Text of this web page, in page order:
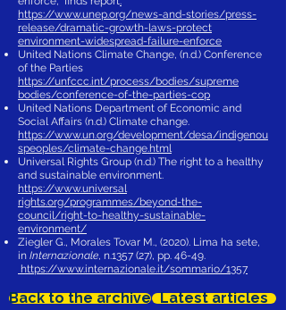
https://www.unep.org/news-and-stories/press-
release/dramatic-growth-laws-protect
environment-widespread-failure-enforce
United Nations Climate Change, (n.d.) Conference
of the Parties
https://unfccc.int/process/bodies/supreme
bodies/conference-of-the-parties-cop
United Nations Department of Economic and
Social Affairs (n.d.) Climate change.
https://www.un.org/development/desa/indigenou
speoples/climate-change.html
Universal Rights Group (n.d.) The right to a healthy
and sustainable environment.
https://www.universal
rights.org/programmes/beyond-the-
council/right-to-healthy-sustainable-
environment/
Ziegler G., Morales Tovar M., (2020). Lima ha sete,
in Internazionale, n.1357 (27), pp. 46-49.
https://www.internazionale.it/sommario/1357
Back to the archive Latest articles